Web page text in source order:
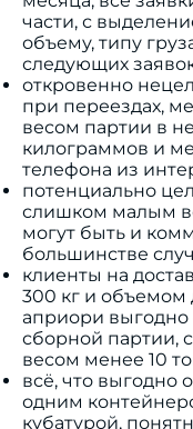
части, с
объему, типу
следующих
откровенно
при переездах,
весом партии в
килограммов и
телефона из
потенциально
слишком малым
могут быть и
большинстве
клиенты на
300 кг и объемом
априори выгодно
сборной партии,
весом менее 10
всё, что выгодно
одним
кубатурой,